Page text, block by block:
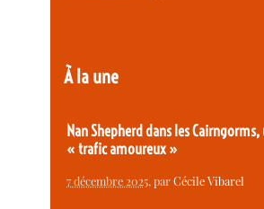
À la une
Nan Shepherd dans les Cairngorms,
« trafic amoureux »
7 décembre 2025, parCécile Vibarel